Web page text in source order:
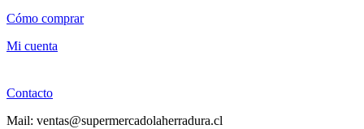
Cómo comprar
Mi cuenta
Contacto
Mail: ventas@supermercadolaherradura.cl